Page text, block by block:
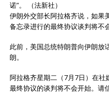
诺”。 （法新社）
伊朗外交部长阿拉格齐说，如果
备忘录进行的最终协议谈判将不
此前，美国总统特朗普向伊朗放
朗。
阿拉格齐星期二（7月7日）在社
最终协议的谈判将不会开始。请